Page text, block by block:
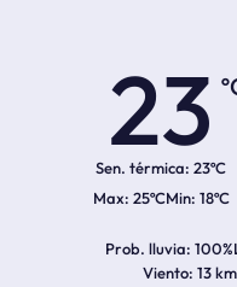
23
ºC
Sen. térmica: 23ºC
25ºC 18ºC
Prob. lluvia 100%
Viento 13